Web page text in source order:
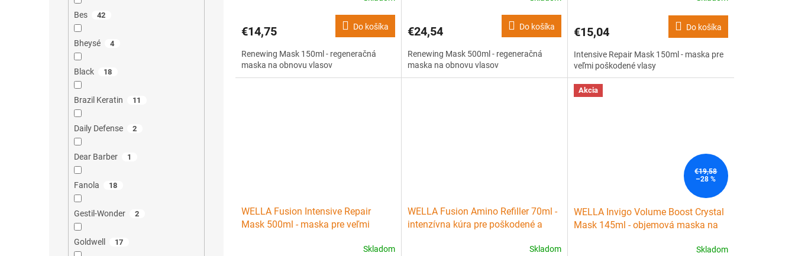
Bes 42
Bheysé 4
Black 18
Brazil Keratin 11
Daily Defense 2
Dear Barber 1
Fanola 18
Gestil-Wonder 2
Goldwell 17
€14,75 Do košíka
Renewing Mask 150ml - regeneračná
maska na obnovu vlasov
€24,54 Do košíka
Renewing Mask 500ml - regeneračná
maska na obnovu vlasov
€15,04 Do košíka
Intensive Repair Mask 150ml - maska pre
veľmi poškodené vlasy
WELLA Fusion Intensive Repair
Mask 500ml - maska pre veľmi
Skladom
WELLA Fusion Amino Refiller 70ml -
intenzívna kúra pre poškodené a
Skladom
Akcia
€19,58
–28 %
WELLA Invigo Volume Boost Crystal
Mask 145ml - objemová maska na
Skladom